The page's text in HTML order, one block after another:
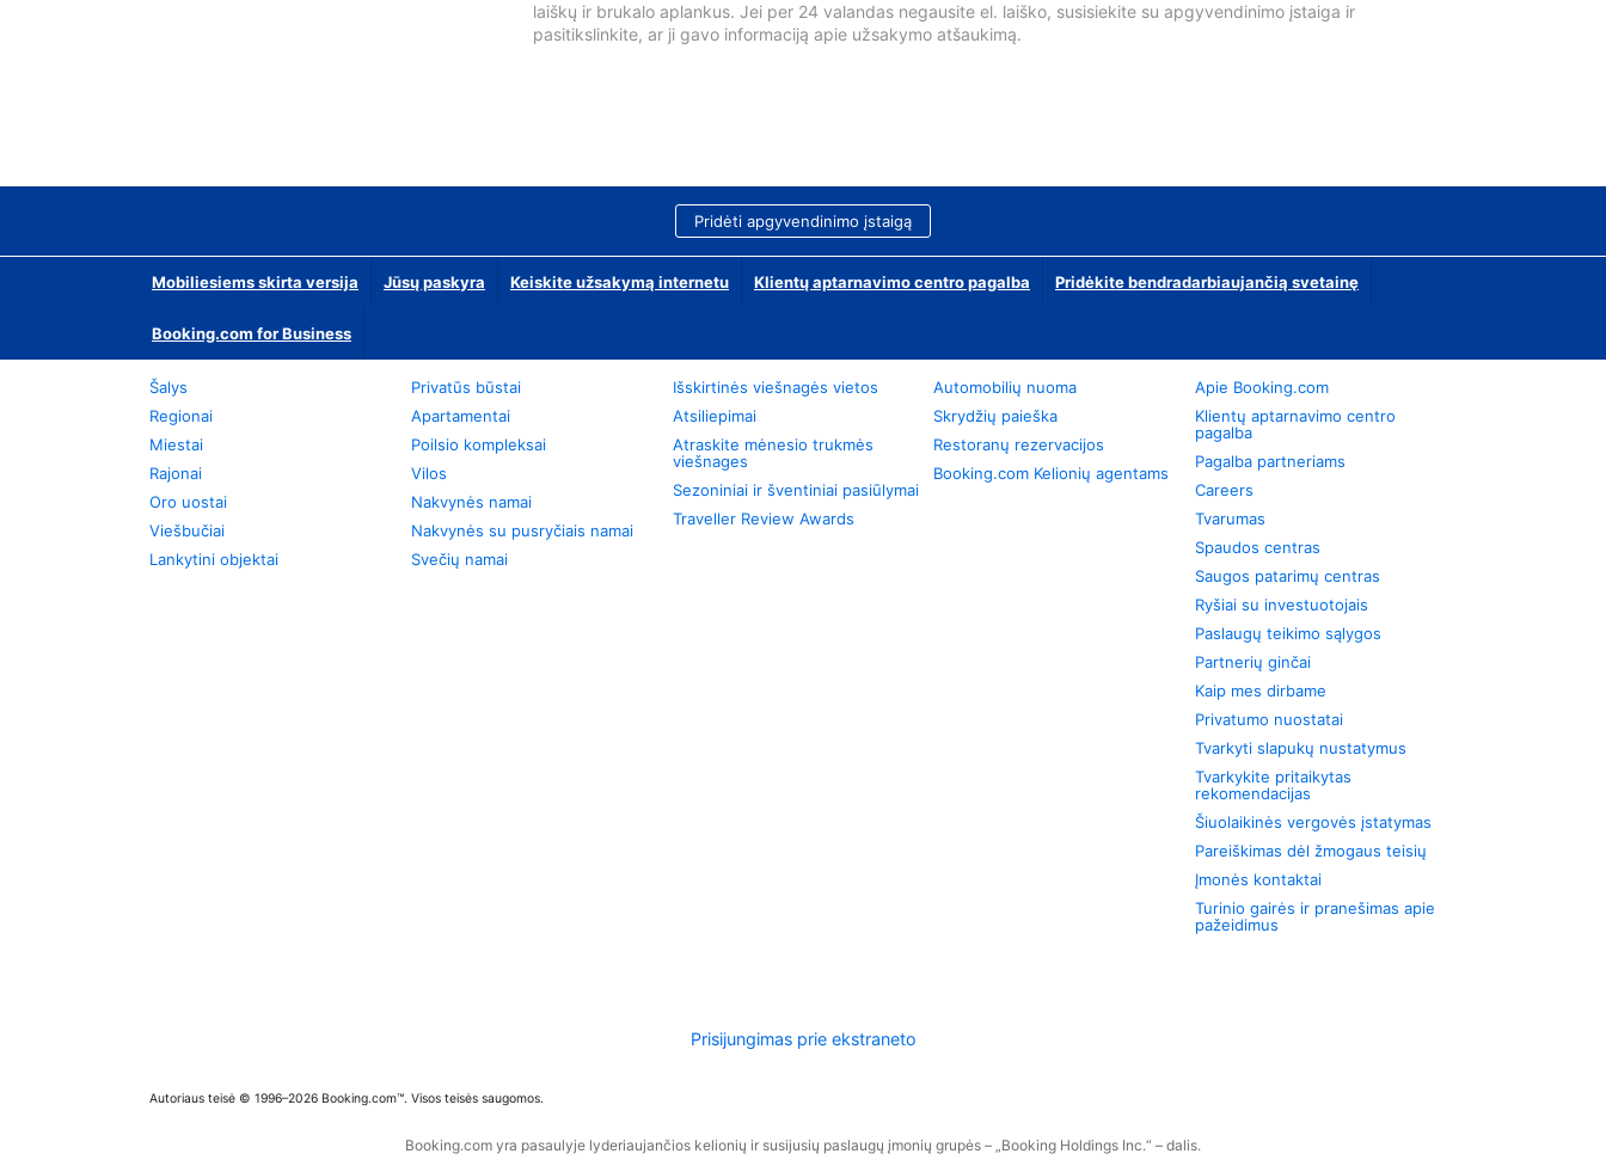
laiškų ir brukalo aplankus. Jei per 24 valandas negausite el. laiško, susisiekite su apgyvendinimo įstaiga ir
pasitikslinkite, ar ji gavo informaciją apie užsakymo atšaukimą.
Pridėti apgyvendinimo įstaigą
Mobiliesiems skirta versija Jūsų paskyra Keiskite užsakymą internetu Klientų aptarnavimo centro pagalba Pridėkite bendradarbiaujančią svetainę
Booking.com for Business
Šalys
Regionai
Miestai
Rajonai
Oro uostai
Viešbučiai
Lankytini objektai
Privatūs būstai
Apartamentai
Poilsio kompleksai
Vilos
Nakvynės namai
Nakvynės su pusryčiais namai
Svečių namai
Išskirtinės viešnagės vietos
Atsiliepimai
Atraskite mėnesio trukmės
viešnages
Sezoniniai ir šventiniai pasiūlymai
Traveller Review Awards
Automobilių nuoma
Skrydžių paieška
Restoranų rezervacijos
Booking.com Kelionių agentams
Apie Booking.com
Klientų aptarnavimo centro
pagalba
Pagalba partneriams
Careers
Tvarumas
Spaudos centras
Saugos patarimų centras
Ryšiai su investuotojais
Paslaugų teikimo sąlygos
Partnerių ginčai
Kaip mes dirbame
Privatumo nuostatai
Tvarkyti slapukų nustatymus
Tvarkykite pritaikytas
rekomendacijas
Šiuolaikinės vergovės įstatymas
Pareiškimas dėl žmogaus teisių
Įmonės kontaktai
Turinio gairės ir pranešimas apie
pažeidimus
Prisijungimas prie ekstraneto
Autoriaus teisė © 1996–2026 Booking.com™. Visos teisės saugomos.
Booking.com yra pasaulyje lyderiaujančios kelionių ir susijusių paslaugų įmonių grupės – „Booking Holdings Inc.“ – dalis.